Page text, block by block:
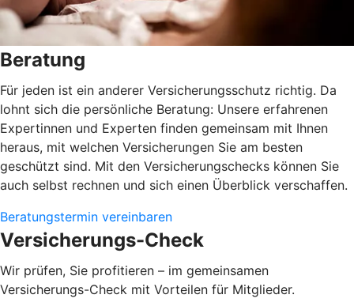
Beratung
Für jeden ist ein anderer Versicherungsschutz richtig. Da
lohnt sich die persönliche Beratung: Unsere erfahrenen
Expertinnen und Experten finden gemeinsam mit Ihnen
heraus, mit welchen Versicherungen Sie am besten
geschützt sind. Mit den Versicherungschecks können Sie
auch selbst rechnen und sich einen Überblick verschaffen.
Beratungstermin vereinbaren
Versicherungs-Check
Wir prüfen, Sie profitieren – im gemeinsamen
Versicherungs-Check mit Vorteilen für Mitglieder.